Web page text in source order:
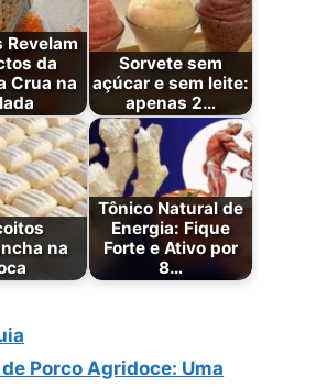
Revelam
da
Crua na
Sorvete sem
açúcar e sem leite:
apenas 2…
na
Tônico Natural de
Energia: Fique
Forte e Ativo por
8…
Porco Agridoce: Uma